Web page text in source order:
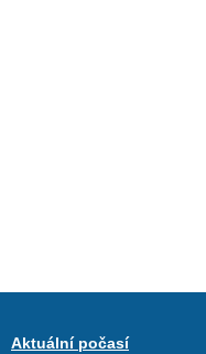
Aktuální počasí